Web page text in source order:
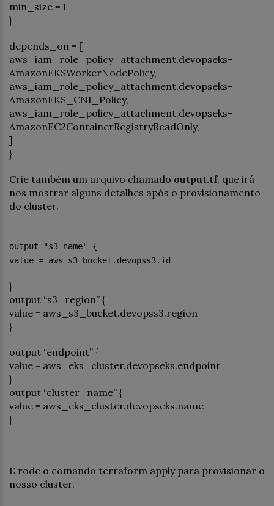
min_size = 1
}
depends_on = [
aws_iam_role_policy_attachment.devopseks-
AmazonEKSWorkerNodePolicy,
aws_iam_role_policy_attachment.devopseks-
AmazonEKS_CNI_Policy,
aws_iam_role_policy_attachment.devopseks-
AmazonEC2ContainerRegistryReadOnly,
]
}
Crie também um arquivo chamado output.tf, que irá
nos mostrar alguns detalhes após o provisionamento
do cluster.
output "s3_name" {
value = aws_s3_bucket.devopss3.id
}
output “s3_region” {
value = aws_s3_bucket.devopss3.region
}
output “endpoint” {
value = aws_eks_cluster.devopseks.endpoint
}
output “cluster_name” {
value = aws_eks_cluster.devopseks.name
}
E rode o comando terraform apply para provisionar o
nosso cluster.